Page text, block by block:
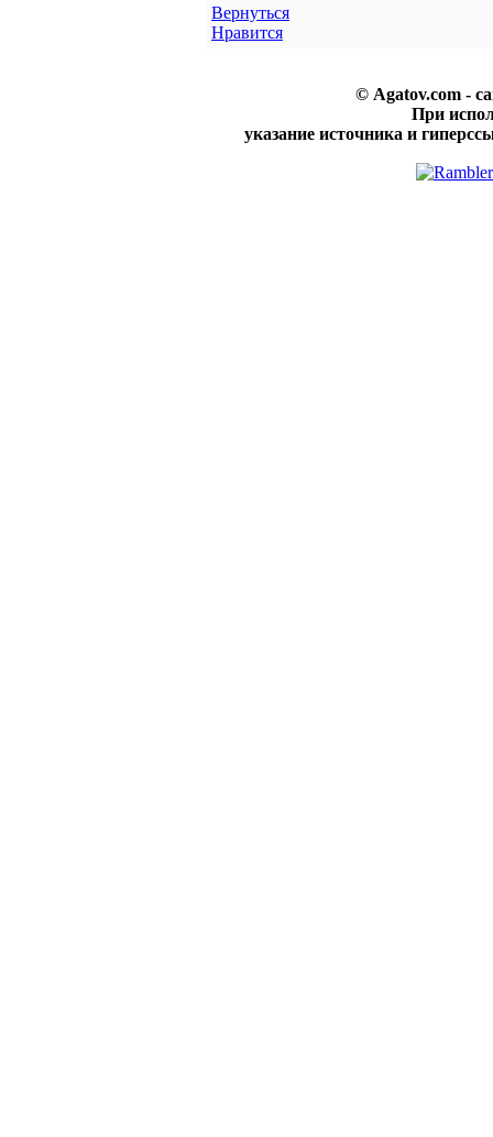
Вернуться
Нравится
© Agatov.com -
При
указание источника и